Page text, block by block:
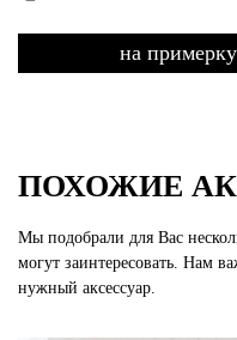
на примерку
ПОХОЖИЕ
Мы подобрали для Вас
могут заинтересовать. Нам
нужный аксессуар.